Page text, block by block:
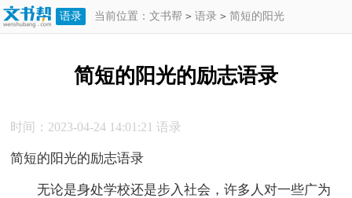
语录 当前位置： 文书帮 > 语录 > 简短的阳光
简短的阳光的励志语录
时间：2023-04-24 14:01:21 语录
简短的阳光的励志语录
无论是身处学校还是步入社会，许多人对一些广为